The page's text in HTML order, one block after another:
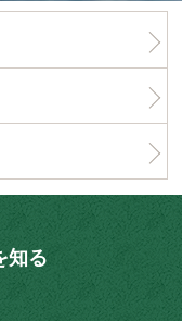
知る